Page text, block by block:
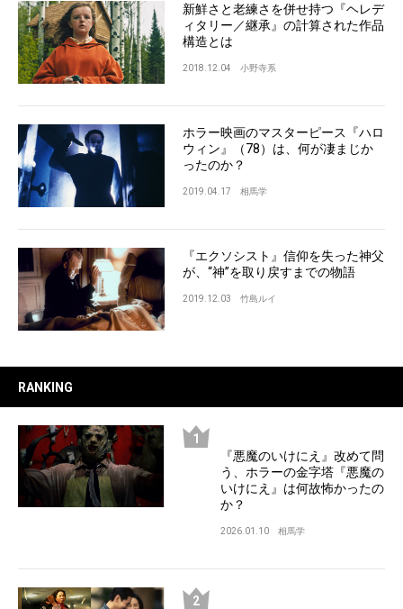
新鮮さと老練さを併せ持つ『ヘレデ
ィタリー／継承』の計算された作品
構造とは
2018.12.04 小野寺系
ホラー映画のマスターピース『ハロ
ウィン』（78）は、何が凄まじか
ったのか？
2019.04.17 相馬学
『エクソシスト』信仰を失った神父
が、“神”を取り戻すまでの物語
2019.12.03 竹島ルイ
RANKING
『悪魔のいけにえ』改めて問
う、ホラーの金字塔『悪魔の
いけにえ』は何故怖かったの
か？
2026.01.10 相馬学